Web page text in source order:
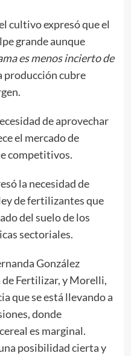
cultivo expresó que el
grande aunque
es menos incierto de
producción cubre
de aprovechar
el mercado de
competitivos.
la necesidad de
de fertilizantes que
del suelo de los
sectoriales.
González
Fertilizar, y Morelli,
que se está llevando a
donde
es marginal.
posibilidad cierta y